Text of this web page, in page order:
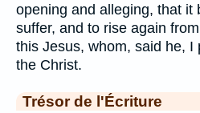
opening and alleging, that it
suffer, and to rise again
this Jesus, whom, said he, I
the Christ.
Trésor de l'Écriture